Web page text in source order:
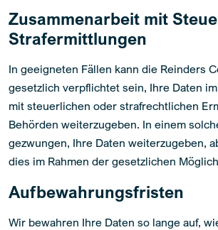
Zusammenarbeit mit
Strafermittlungen
In geeigneten Fällen kann die Reinders
gesetzlich verpflichtet sein, Ihre Daten
mit steuerlichen oder strafrechtlichen
Behörden weiterzugeben. In einem
gezwungen, Ihre Daten weiterzugeben,
dies im Rahmen der gesetzlichen
Aufbewahrungsfristen
Wir bewahren Ihre Daten so lange auf,